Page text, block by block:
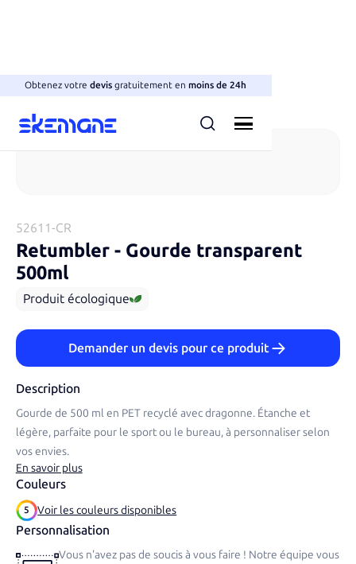
Obtenez votre devisgratuitement enmoins de 24h
52611-CR
Retumbler- Gourde transparent
500ml
Produit écologique
Demander un devis pour ce produit
Description
Gourde de 500 ml en PET recyclé avec dragonne. Étanche et
légère, parfaite pour le sport ou le bureau, à personnaliser selon
vos envies.
En savoir plus
Couleurs
5 Voir les couleurs disponibles
Personnalisation
Vous n'avez pas de soucis à vous faire ! Notre équipe vous